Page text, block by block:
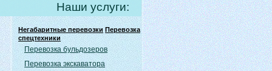
Наши услуги:
Негабаритные перевозки Перевозка
спецтехники
Перевозка бульдозеров
Перевозка экскаватора